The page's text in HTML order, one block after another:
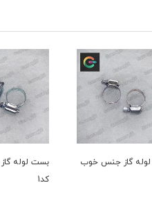
لوله گاز جنس خوب
تسمه سر